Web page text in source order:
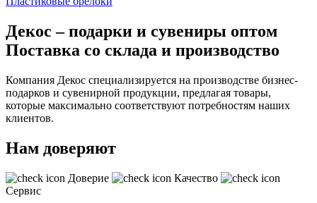
Декос – подарки и сувениры оптом
Поставка со склада и производство
Компания Декос специализируется на производстве бизнес-
подарков и сувенирной продукции, предлагая товары,
которые максимально соответствуют потребностям наших
клиентов.
Нам доверяют
Доверие
Качество
Сервис